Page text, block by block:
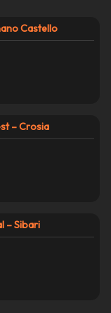
Castello
– Crosia
– Sibari